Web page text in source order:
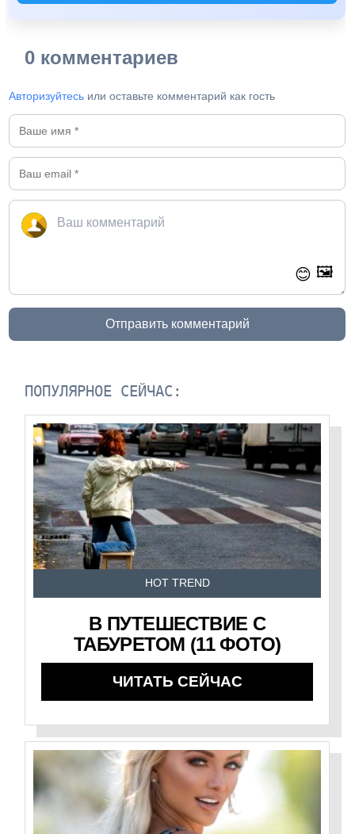
0 комментариев
Авторизуйтесь или оставьте комментарий как гость
😊 🖼️
Отправить комментарий
ПОПУЛЯРНОЕ СЕЙЧАС:
HOT TREND
В ПУТЕШЕСТВИЕ С
ТАБУРЕТОМ (11 ФОТО)
ЧИТАТЬ СЕЙЧАС